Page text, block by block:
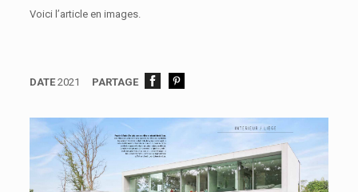
Voici l’article en images.
DATE 2021 PARTAGE